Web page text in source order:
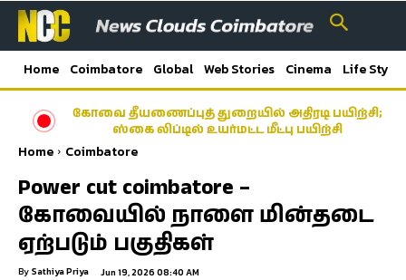
Home Coimbatore Global Web Stories Cinema Life Style
கோவை தீயணைப்புத் துறையில் அதிரடி பயிற்சி;
ஸ்கை லிப்டில் உயர்மட்ட மீட்பு பயிற்சி
Home Coimbatore
Power cut coimbatore –
கோவையில் நாளை மின்தடை
ஏற்படும் பகுதிகள்
By Sathiya Priya Jun 19, 2026 08:40 AM